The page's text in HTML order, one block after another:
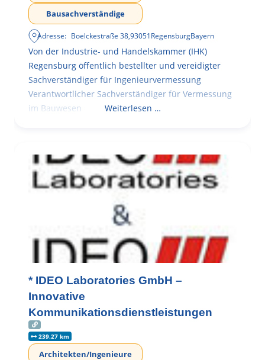
Bausachverständige
Adresse: Boelckestraße 38,93051RegensburgBayern
Von der Industrie- und Handelskammer (IHK)
Regensburg öffentlich bestellter und vereidigter
Sachverständiger für Ingenieurvermessung
Verantwortlicher Sachverständiger für Vermessung
im Bauwesen
Weiterlesen …
* IDEO Laboratories GmbH –
Innovative
Kommunikationsdienstleistungen
239.27 km
Architekten/Ingenieure